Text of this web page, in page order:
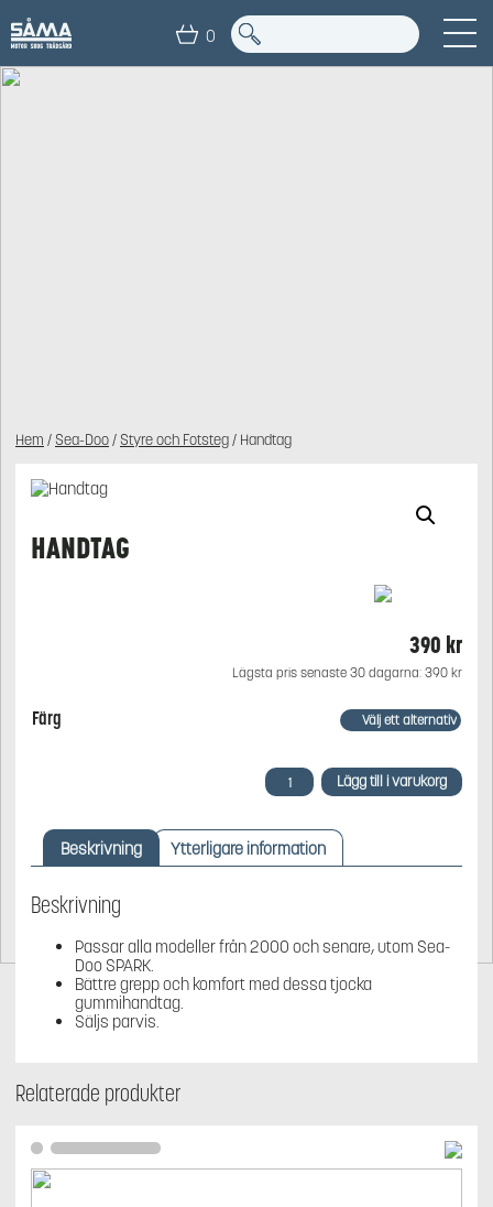
0
Hem / Sea-Doo/ Styre och Fotsteg/ Handtag
HANDTAG
390 kr
Lägsta pris senaste 30 dagarna: 390 kr
Färg
Handtag
mängd
Lägg till i varukorg
Beskrivning Ytterligare information
Beskrivning
Passar alla modeller från 2000 och senare, utom Sea-
Doo SPARK.
Bättre grepp och komfort med dessa tjocka
gummihandtag.
Säljs parvis.
Relaterade produkter